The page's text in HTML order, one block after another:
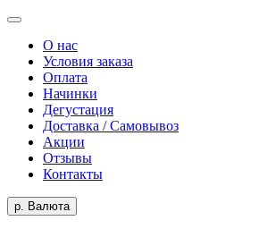
О нас
Условия заказа
Оплата
Начинки
Дегустация
Доставка / Самовывоз
Акции
Отзывы
Контакты
р. Валюта